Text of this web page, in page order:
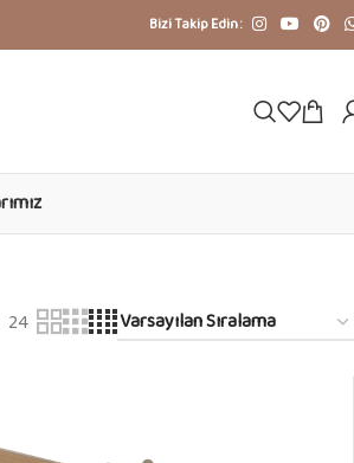
Bizi Takip Edin :
24